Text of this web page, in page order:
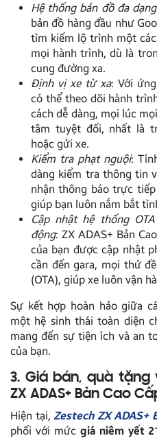
Hệ thống bản đồ đa
bản đồ hàng đầu như
tìm kiếm lộ trình một
mọi hành trình, dù là
cung đường xa.
Định vị xe từ xa: Với
có thể theo dõi hành
cách dễ dàng, mọi lúc
tâm tuyệt đối, nhất là
hoặc gửi xe.
Kiểm tra phạt nguội:
dàng kiểm tra thông tin
nhận thông báo trực
giúp bạn luôn nắm bắt
Cập nhật hệ thống
động: ZX ADAS+ Bản
của bạn được cập nhật
cần đến gara, mọi thứ
(OTA), giúp xe luôn vận
Sự kết hợp hoàn hảo giữa
một hệ sinh thái toàn diện
mang đến sự tiện ích và an
của bạn.
3. Giá bán, quà
ZX ADAS+ Bản Cao
Hiện tại, Zestech ZX ADAS+
phối với mức giá niêm yết